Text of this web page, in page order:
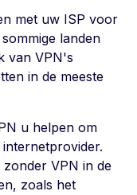
met uw ISP voor
landen
van VPN's
in de meeste
u helpen om
VPN in de
zoals het